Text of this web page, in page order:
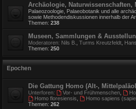
Archäologie, Naturwissenschaften,
Palaeozoologie, Palaeobotanik und alle
sowie Methodendiskussionen innerhalb der
Themen: 238
Museen, Sammlungen &
Moderatoren: Nils B. Turms Kreutzfeldt
Themen: 250
Epochen
Die Gattung Homo (Alt-,
Unterforen: Vor- und Frühmenschen,
Homo floresiensis
Homo sapiens
Themen: 262